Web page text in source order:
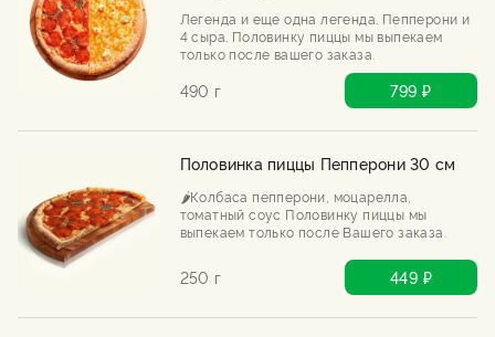
Легенда и еще одна легенда. Пепперони и
4 сыра. Половинку пиццы мы выпекаем
только после вашего заказа.
490 г 799 ₽
Половинка пиццы Пепперони 30 см
🌶️Колбаса пепперони, моцарелла,
томатный соус Половинку пиццы мы
выпекаем только после Вашего заказа.
250 г 449 ₽